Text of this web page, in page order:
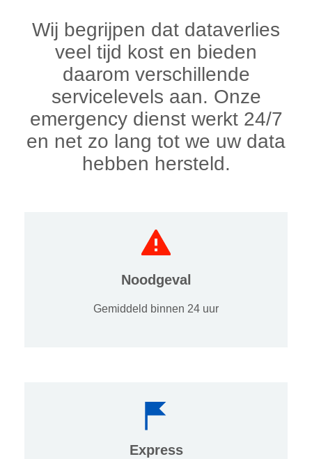
Wij begrijpen dat dataverlies
veel tijd kost en bieden
daarom verschillende
servicelevels aan. Onze
emergency dienst werkt 24/7
en net zo lang tot we uw data
hebben hersteld.
Noodgeval
Gemiddeld binnen 24 uur
Express